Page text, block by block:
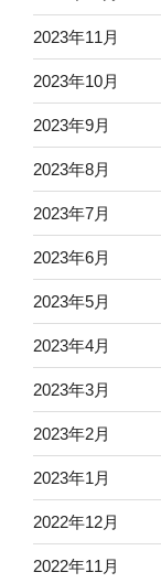
2023年11月
2023年10月
2023年9月
2023年8月
2023年7月
2023年6月
2023年5月
2023年4月
2023年3月
2023年2月
2023年1月
2022年12月
2022年11月